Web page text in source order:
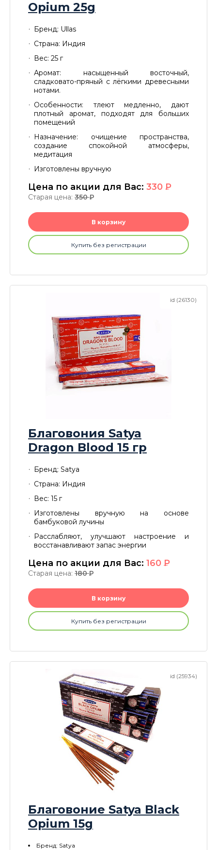
Opium 25g
Бренд: Ullas
Страна: Индия
Вес: 25 г
Аромат: насыщенный восточный,
сладковато-пряный с лёгкими древесными
нотами.
Особенности: тлеют медленно, дают
плотный аромат, подходят для больших
помещений
Назначение: очищение пространства,
создание спокойной атмосферы,
медитация
Изготовлены вручную
Цена по акции для Вас: 330 P
Старая цена: 350P
В корзину
Купить без регистрации
id (26130)
Благовония Satya
Dragon Blood 15 гр
Бренд: Satya
Страна: Индия
Вес: 15 г
Изготовлены вручную на основе
бамбуковой лучины
Расслабляют, улучшают настроение и
восстанавливают запас энергии
Цена по акции для Вас: 160 P
Старая цена: 180P
В корзину
Купить без регистрации
id (25934)
Благовоние Satya Black
Opium 15g
Бренд: Satya